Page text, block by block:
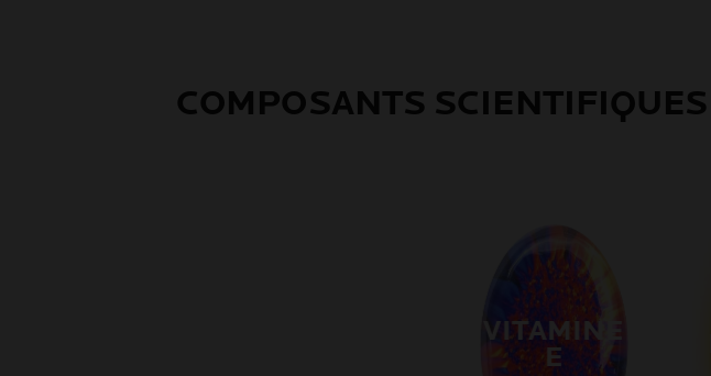
COMPOSANTS SCIENTIFIQUES
VITAMINE
E